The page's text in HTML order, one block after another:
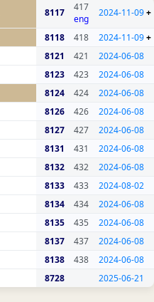
8117
417
eng
2024-11-09+
8118 418 2024-11-09+
8121 421
2024-06-08
8123 423
2024-06-08
8124 424
2024-06-08
8126 426
2024-06-08
8127 427
2024-06-08
8131 431
2024-06-08
8132 432
2024-06-08
8133 433
2024-08-02
8134 434
2024-06-08
8135 435
2024-06-08
8137 437
2024-06-08
8138 438
2024-06-08
8728 2025-06-21